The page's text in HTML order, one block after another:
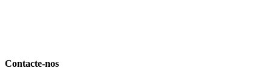
Contacte-nos